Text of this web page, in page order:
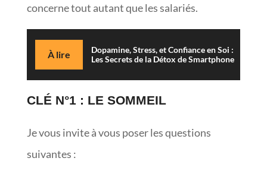
concerne tout autant que les salariés.
À lire
Dopamine, Stress, et Confiance en Soi :
Les Secrets de la Détox de Smartphone
CLÉ N°1 : LE SOMMEIL
Je vous invite à vous poser les questions
suivantes :